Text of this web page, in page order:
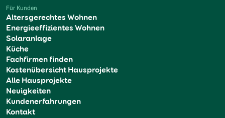
Für Kunden
Altersgerechtes Wohnen
Energieeffizientes Wohnen
Solaranlage
Küche
Fachfirmen finden
Kostenübersicht Hausprojekte
Alle Hausprojekte
Neuigkeiten
Kundenerfahrungen
Kontakt